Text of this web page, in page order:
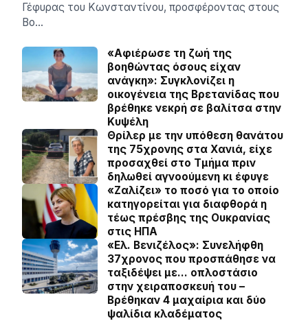
Γέφυρας του Κωνσταντίνου, προσφέροντας στους
Βο…
«Αφιέρωσε τη ζωή της
βοηθώντας όσους είχαν
ανάγκη»: Συγκλονίζει η
οικογένεια της Βρετανίδας που
βρέθηκε νεκρή σε βαλίτσα στην
Κυψέλη
Θρίλερ με την υπόθεση θανάτου
της 75χρονης στα Χανιά, είχε
προσαχθεί στο Τμήμα πριν
δηλωθεί αγνοούμενη κι έφυγε
«Ζαλίζει» το ποσό για το οποίο
κατηγορείται για διαφθορά η
τέως πρέσβης της Ουκρανίας
στις ΗΠΑ
«Ελ. Βενιζέλος»: Συνελήφθη
37χρονος που προσπάθησε να
ταξιδέψει με… οπλοστάσιο
στην χειραποσκευή του –
Βρέθηκαν 4 μαχαίρια και δύο
ψαλίδια κλαδέματος